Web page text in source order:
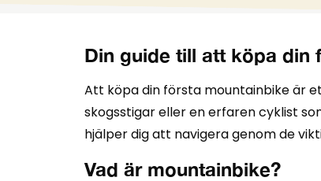
Din guide till att köpa din
Att köpa din första mountainbike är
skogsstigar eller en erfaren cyklist
hjälper dig att navigera genom de
Vad är mountainbike?